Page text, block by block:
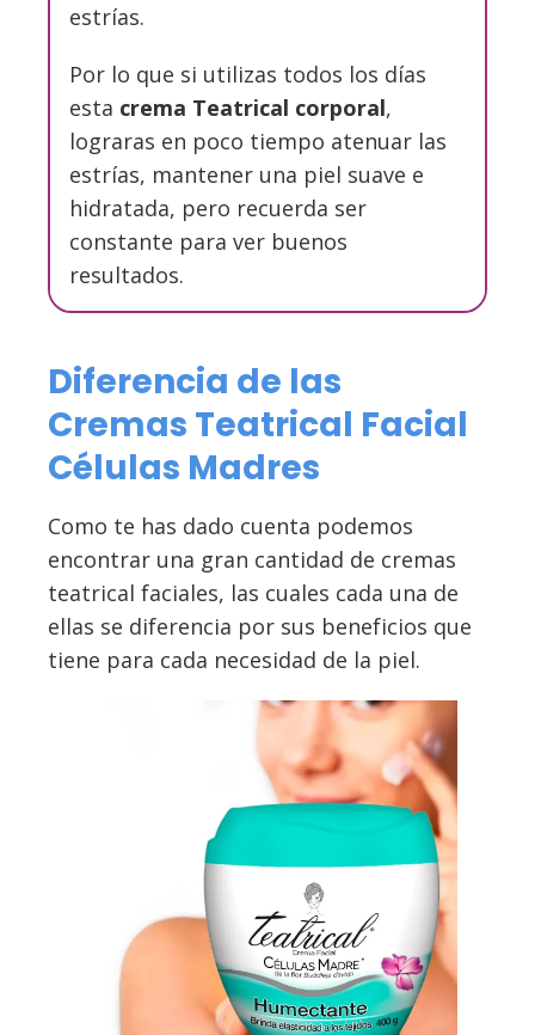
estrías.
Por lo que si utilizas todos los días
esta crema Teatrical corporal,
lograras en poco tiempo atenuar las
estrías, mantener una piel suave e
hidratada, pero recuerda ser
constante para ver buenos
resultados.
Diferencia de las
Cremas Teatrical Facial
Células Madres
Como te has dado cuenta podemos
encontrar una gran cantidad de cremas
teatrical faciales, las cuales cada una de
ellas se diferencia por sus beneficios que
tiene para cada necesidad de la piel.